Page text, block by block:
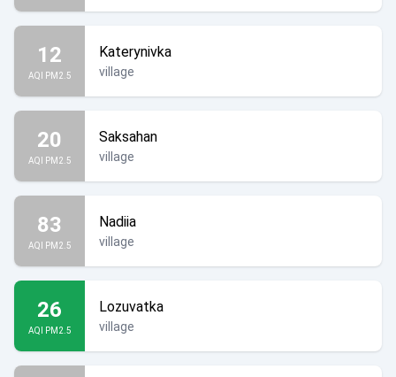
12
AQI PM2.5
Katerynivka
village
20
AQI PM2.5
Saksahan
village
83
AQI PM2.5
Nadiia
village
26
AQI PM2.5
Lozuvatka
village